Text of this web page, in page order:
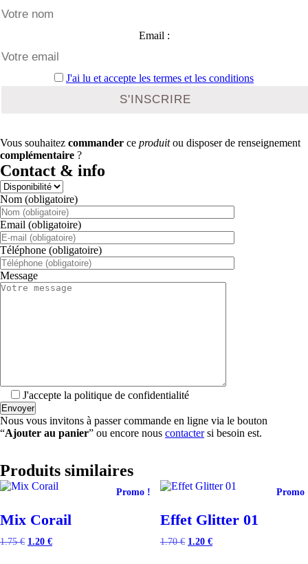
Email :
J'ai lu et accepte les termes et les conditions
Vous souhaitez commander ce produitou disposer de renseignement
complémentaire ?
Contact & info
Nom (obligatoire)
Email (obligatoire)
Téléphone (obligatoire)
Message
J'accepte la politique de confidentialité
Nous vous invitons à passer commande en ligne via le bouton
“Ajouter au panier” ou encore nous contactersi besoin est.
Produits similaires
Promo !
Mix Corail
1.75€ Le
1.20 €Le
Promo
Effet Glitter 01
1.70€ Le
1.20 €Le